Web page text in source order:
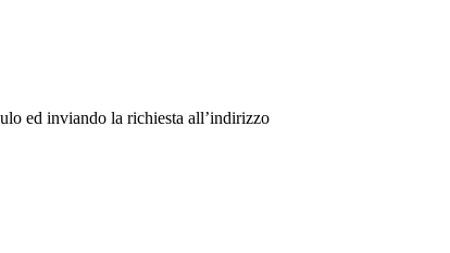
ed inviando la richiesta all’indirizzo